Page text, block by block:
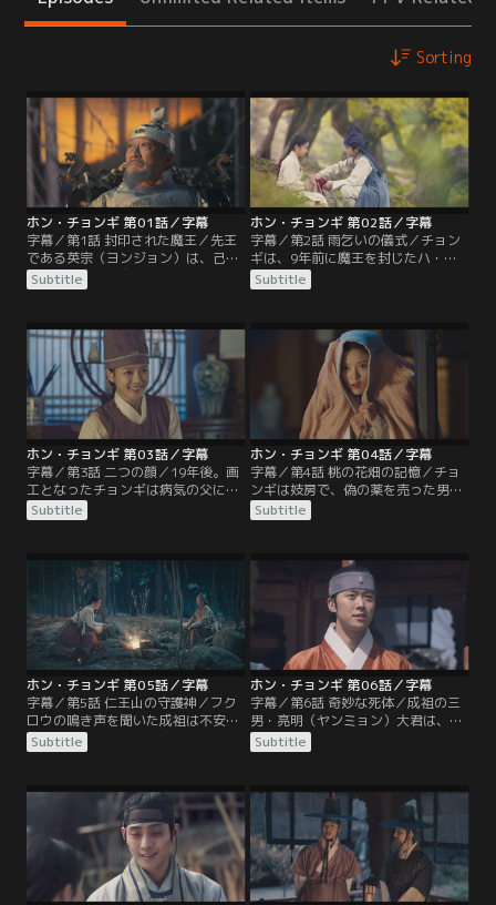
Sorting
ホン・チョンギ 第01話／字幕
字幕／第1話 封印された魔王／先王
である英宗（ヨンジョン）は、己の
体に宿る魔王を自らの御容に封印す
る儀式を行っていた。封印には成功
力を失う呪いをかけられる。その
夜、ウノの娘が生まれ、ホン・チョ
ンギと名付けられる。
Subtitle
ホン・チョンギ 第02話／字幕
字幕／第2話 雨乞いの儀式／チョン
ギは、9年前に魔王を封じたハ・ソ
ンジンの息子ハ・ラムと親しくな
る。ラムは、怪我をしたチョンギの
後にまた桃を採りに行こうと誘う。
しかし、儀式でのラムの役目という
Subtitle
ホン・チョンギ 第03話／字幕
字幕／第3話 二つの顔／19年後。画
工となったチョンギは病気の父に飲
ませる薬代を稼ぐため、隠れて古画
の模作を描いて売っていた。一方ラ
観（ソムングァン）の主簿（チュ
ブ）の役職に就きながら、裏ではも
う一つの顔を持っていた。
Subtitle
ホン・チョンギ 第04話／字幕
字幕／第4話 桃の花畑の記憶／チョ
ンギは妓房で、偽の薬を売った男を
問い詰める。その様子を見ていたの
は、日月星（イルウォルソン）に扮
言が気になったラムは、詳細を護衛
に調べさせる。一方、成祖（ソンジ
ョ）の次男・朱香（チュヒャン）大
君は日月星に接近する。
Subtitle
ホン・チョンギ 第05話／字幕
字幕／第5話 仁王山の守護神／フク
ロウの鳴き声を聞いた成祖は不安に
襲われる。仁王山では魔王がチョン
ギを捜し回り、チョンギは都城に戻
ンは魔王からチョンギを隠し、魔王
に気づいた仁王山の守護神ホリョン
も姿を現す。
Subtitle
ホン・チョンギ 第06話／字幕
字幕／第6話 奇妙な死体／成祖の三
男・亮明（ヤンミョン）大君は、行
方不明になったラムを捜しに仁王山
へ向かう。仁王山では、国巫（クン
軍の奇妙な死体を調べていた。ミス
は、死体には生命の温気がないこと
から魔王の仕業だと断言する。
Subtitle